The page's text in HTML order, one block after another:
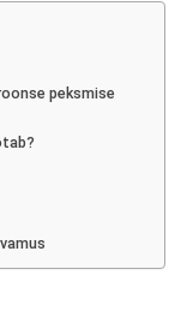
Keele
Õppimine
Löökide
Uuenduslik
peksmise